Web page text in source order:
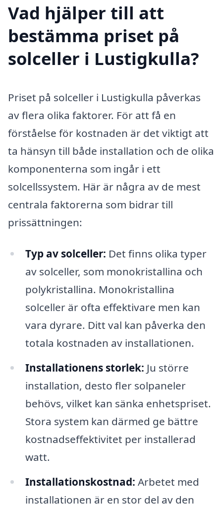
Vad hjälper till att
bestämma priset på
solceller i Lustigkulla?
Priset på solceller i Lustigkulla påverkas
av flera olika faktorer. För att få en
förståelse för kostnaden är det viktigt att
ta hänsyn till både installation och de olika
komponenterna som ingår i ett
solcellssystem. Här är några av de mest
centrala faktorerna som bidrar till
prissättningen:
Typ av solceller: Det finns olika typer
av solceller, som monokristallina och
polykristallina. Monokristallina
solceller är ofta effektivare men kan
vara dyrare. Ditt val kan påverka den
totala kostnaden av installationen.
Installationens storlek: Ju större
installation, desto fler solpaneler
behövs, vilket kan sänka enhetspriset.
Stora system kan därmed ge bättre
kostnadseffektivitet per installerad
watt.
Installationskostnad: Arbetet med
installationen är en stor del av den